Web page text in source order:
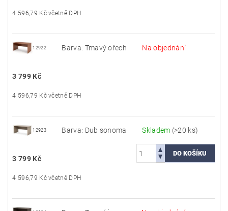
4 596,79 Kč včetně DPH
12922 Barva: Tmavý ořech Na objednání
3 799 Kč
4 596,79 Kč včetně DPH
12923 Barva: Dub sonoma Skladem (>20 ks)
3 799 Kč
4 596,79 Kč včetně DPH